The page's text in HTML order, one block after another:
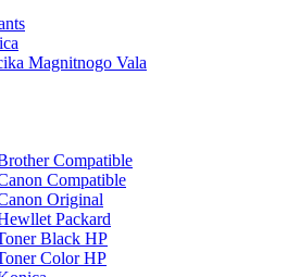
Magnitnogo Vala
Compatible
Compatible
Original
Packard
Black HP
Color HP